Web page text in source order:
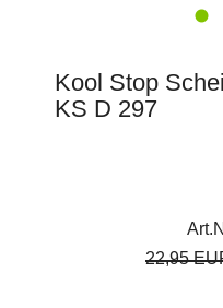
Kool Stop
KS D 297
22,95